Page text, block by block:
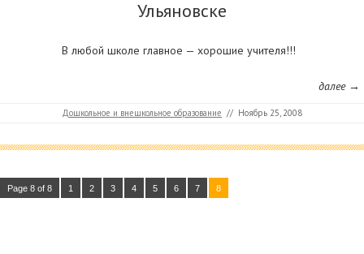
Ульяновске
В любой школе главное — хорошие учителя!!!
далее →
Дошкольное и внешкольное образование // Ноябрь 25, 2008
Page 8 of 8 1 2 3 4 5 6 7 8